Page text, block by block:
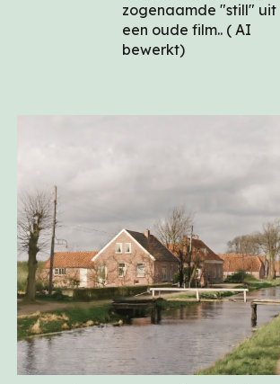
zogenaamde "still" uit
een oude film.. ( AI
bewerkt)